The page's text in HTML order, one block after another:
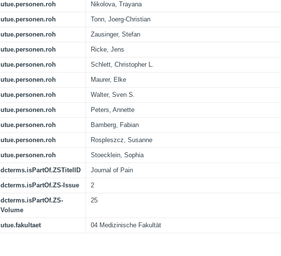
utue.personen.roh Nikolova, Trayana
utue.personen.roh Tonn, Joerg-Christian
utue.personen.roh Zausinger, Stefan
utue.personen.roh Ricke, Jens
utue.personen.roh Schlett, Christopher L.
utue.personen.roh Maurer, Elke
utue.personen.roh Walter, Sven S.
utue.personen.roh Peters, Annette
utue.personen.roh Bamberg, Fabian
utue.personen.roh Rospleszcz, Susanne
utue.personen.roh Stoecklein, Sophia
dcterms.isPartOf.ZSTitelID Journal of Pain
dcterms.isPartOf.ZS-Issue 2
dcterms.isPartOf.ZS-
Volume
25
utue.fakultaet 04 Medizinische Fakultät